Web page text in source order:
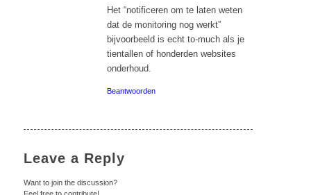
Het “notificeren om te laten weten
dat de monitoring nog werkt”
bijvoorbeeld is echt to-much als je
tientallen of honderden websites
onderhoud.
Beantwoorden
Leave a Reply
Want to join the discussion?